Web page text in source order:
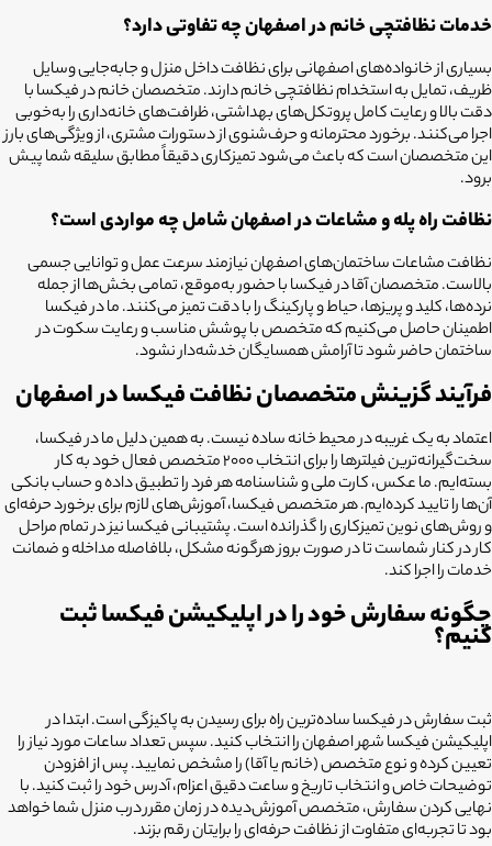
خدمات نظافتچی خانم در اصفهان چه تفاوتی دارد؟
بسیاری از خانواده‌های اصفهانی برای نظافت داخل منزل و جابه‌جایی وسایل
ظریف، تمایل به استخدام نظافتچی خانم دارند. متخصصان خانم در فیکسا با
دقت بالا و رعایت کامل پروتکل‌های بهداشتی، ظرافت‌های خانه‌داری را به‌خوبی
اجرا می‌کنند. برخورد محترمانه و حرف‌شنوی از دستورات مشتری، از ویژگی‌های بارز
این متخصصان است که باعث می‌شود تمیزکاری دقیقاً مطابق سلیقه شما پیش
برود.
نظافت راه پله و مشاعات در اصفهان شامل چه مواردی است؟
نظافت مشاعات ساختمان‌های اصفهان نیازمند سرعت عمل و توانایی جسمی
بالاست. متخصصان آقا در فیکسا با حضور به‌موقع، تمامی بخش‌ها از جمله
نرده‌ها، کلید و پریزها، حیاط و پارکینگ را با دقت تمیز می‌کنند. ما در فیکسا
اطمینان حاصل می‌کنیم که متخصص با پوشش مناسب و رعایت سکوت در
ساختمان حاضر شود تا آرامش همسایگان خدشه‌دار نشود.
فرآیند گزینش متخصصان نظافت فیکسا در اصفهان
اعتماد به یک غریبه در محیط خانه ساده نیست. به همین دلیل ما در فیکسا،
سخت‌گیرانه‌ترین فیلترها را برای انتخاب ۲۰۰۰ متخصص فعال خود به کار
بسته‌ایم. ما عکس، کارت ملی و شناسنامه هر فرد را تطبیق داده و حساب بانکی
آن‌ها را تایید کرده‌ایم. هر متخصص فیکسا، آموزش‌های لازم برای برخورد حرفه‌ای
و روش‌های نوین تمیزکاری را گذرانده است. پشتیبانی فیکسا نیز در تمام مراحل
کار در کنار شماست تا در صورت بروز هرگونه مشکل، بلافاصله مداخله و ضمانت
خدمات را اجرا کند.
چگونه سفارش خود را در اپلیکیشن فیکسا ثبت
کنیم؟
ثبت سفارش در فیکسا ساده‌ترین راه برای رسیدن به پاکیزگی است. ابتدا در
اپلیکیشن فیکسا شهر اصفهان را انتخاب کنید. سپس تعداد ساعات مورد نیاز را
تعیین کرده و نوع متخصص (خانم یا آقا) را مشخص نمایید. پس از افزودن
توضیحات خاص و انتخاب تاریخ و ساعت دقیق اعزام، آدرس خود را ثبت کنید. با
نهایی کردن سفارش، متخصص آموزش‌دیده در زمان مقرر درب منزل شما خواهد
بود تا تجربه‌ای متفاوت از نظافت حرفه‌ای را برایتان رقم بزند.